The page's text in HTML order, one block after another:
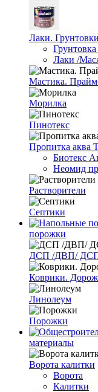
Лаки. Грунтовки
Лаки /
Мастика.
Морилка
Пинотекс
Пропитка аква
Биотекс
Неомид
Растворители
Септики
порожки
ДСП /ДВП/
Коврики.
Линолеум
Порожки
материалы
Ворота калитки
Ворота
Калитки